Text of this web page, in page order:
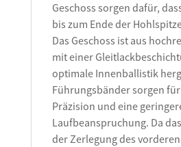
Geschoss sorgen dafür,
bis zum Ende der
Das Geschoss ist aus
mit einer
optimale Innenballistik
Führungsbänder sorgen
Präzision und eine
Laufbeanspruchung. Da
der Zerlegung des